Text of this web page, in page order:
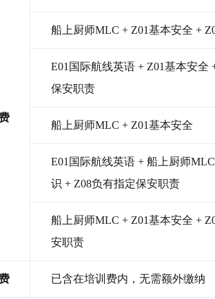
船上厨师MLC + Z01基本安全 +
E01国际航线英语 + Z01基本安全
保安职责
船上厨师MLC + Z01基本安全
E01国际航线英语 + 船上厨师
识 + Z08负有指定保安职责
船上厨师MLC + Z01基本安全 +
安职责
已含在培训费内，无需额外缴纳